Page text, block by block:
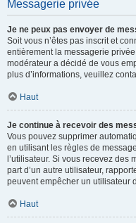
Messagerie privée
Je ne peux pas envoyer de
Soit vous n’êtes pas inscrit et
entièrement la messagerie
modérateur a décidé de vous
plus d’informations, veuillez
Haut
Je continue à recevoir des
Vous pouvez supprimer
en utilisant les règles de
l’utilisateur. Si vous recevez
part d’un autre utilisateur,
peuvent empêcher un utilisateur
Haut